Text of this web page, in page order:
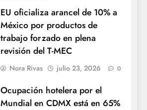
EU oficializa arancel de 10% a
México por productos de
trabajo forzado en plena
revisión del T-MEC
Nora Rivas julio 23, 2026 0
Ocupación hotelera por el
Mundial en CDMX está en 65%